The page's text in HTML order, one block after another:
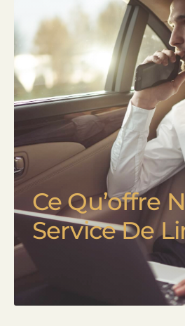
Commencer votre
Ce Qu’offre
Service De